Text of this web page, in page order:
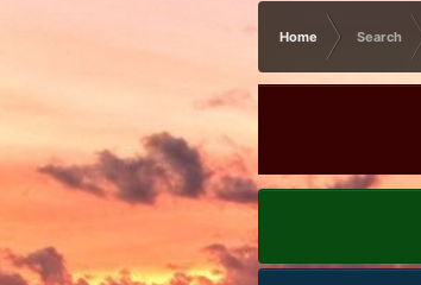
Home Search